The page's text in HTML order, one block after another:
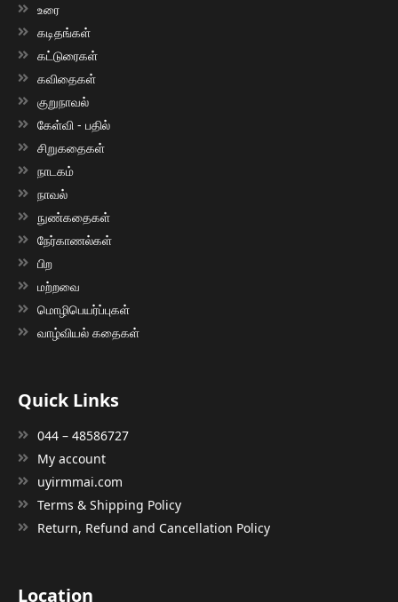
உரை
கடிதங்கள்
கட்டுரைகள்
கவிதைகள்
குறுநாவல்
கேள்வி - பதில்
சிறுகதைகள்
நாடகம்
நாவல்
நுண்கதைகள்
நேர்காணல்கள்
பிற
மற்றவை
மொழிபெயர்ப்புகள்
வாழ்வியல் கதைகள்
Quick Links
044 – 48586727
My account
uyirmmai.com
Terms & Shipping Policy
Return, Refund and Cancellation Policy
Location